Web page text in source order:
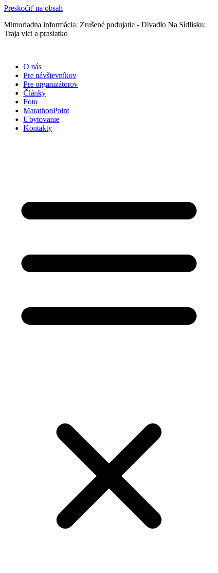
Preskočiť na obsah
Mimoriadna informácia: Zrušené podujatie - Divadlo Na Sídlisku:
Traja vlci a prasiatko
O nás
Pre návštevníkov
Pre organizátorov
Články
Foto
MarathonPoint
Ubytovanie
Kontakty